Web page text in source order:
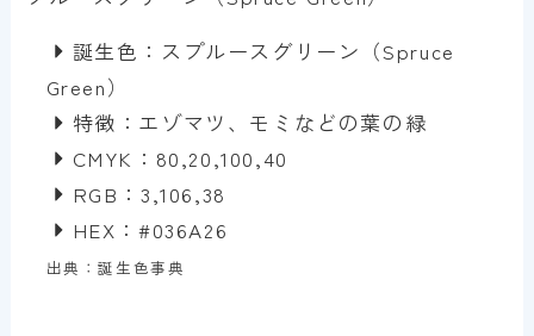
誕生色：スプルースグリーン（Spruce
Green）
特徴：エゾマツ、モミなどの葉の緑
CMYK：80,20,100,40
RGB：3,106,38
HEX：#036A26
出典：誕生色事典